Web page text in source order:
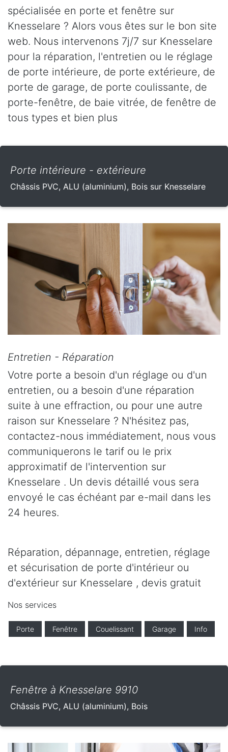
spécialisée en porte et fenêtre sur
Knesselare ? Alors vous êtes sur le bon site
web. Nous intervenons 7j/7 sur Knesselare
pour la réparation, l'entretien ou le réglage
de porte intérieure, de porte extérieure, de
porte de garage, de porte coulissante, de
porte-fenêtre, de baie vitrée, de fenêtre de
tous types et bien plus
Porte intérieure - extérieure
Châssis PVC, ALU (aluminium), Bois sur Knesselare
Entretien - Réparation
Votre porte a besoin d'un réglage ou d'un
entretien, ou a besoin d'une réparation
suite à une effraction, ou pour une autre
raison sur Knesselare ? N'hésitez pas,
contactez-nous immédiatement, nous vous
communiquerons le tarif ou le prix
approximatif de l'intervention sur
Knesselare . Un devis détaillé vous sera
envoyé le cas échéant par e-mail dans les
24 heures.
Réparation, dépannage, entretien, réglage
et sécurisation de porte d'intérieur ou
d'extérieur sur Knesselare , devis gratuit
Nos services
Porte Fenêtre Couelissant Garage Info
Fenêtre à Knesselare 9910
Châssis PVC, ALU (aluminium), Bois